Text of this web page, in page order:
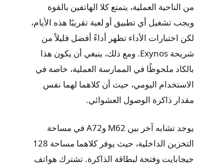
من الناحية العملية، يتمتع كلا الهاتفين بالقوة
ويجب تشغيل أي تطبيق أو لعبة تقريبًا هذه الأيام،
لكن اختبارات الأداء تظهر أداءً أفضل قليلاً من
شريحة Exynos. ومع ذلك، ينبغي أن يكون هذا
بالكاد ملحوظًا في الممارسة العملية، خاصة في
الاستخدام اليومي، حيث أن كلاهما لهما نفس
مقدار ذاكرة الوصول العشوائي.
يوجد تشابه آخر بين M62 وA72 في مساحة
التخزين الداخلية، حيث يوفر كلاهما مساحة 128
جيجابايت وفتحة لبطاقة الذاكرة. تشترك هواتف